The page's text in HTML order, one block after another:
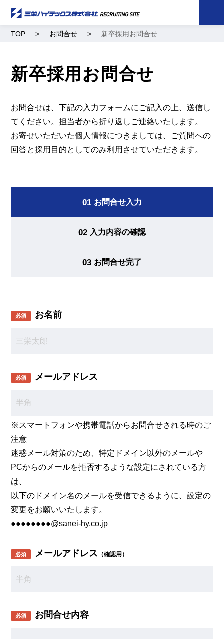
TOP お問合せ 新卒採用お問合せ
新卒採用お問合せ
お問合せは、下記の入力フォームにご記入の上、送信し
てください。担当者から折り返しご連絡いたします。
お寄せいただいた個人情報につきましては、ご質問への
回答と採用目的としてのみ利用させていただきます。
01 お問合せ入力
02 入力内容の確認
03 お問合せ完了
必須 お名前
必須 メールアドレス
※スマートフォンや携帯電話からお問合せされる時のご
注意
迷惑メール対策のため、特定ドメイン以外のメールや
PCからのメールを拒否するような設定にされている方
は、
以下のドメイン名のメールを受信できるように、設定の
変更をお願いいたします。
●●●●●●●●@sanei-hy.co.jp
必須 メールアドレス （確認用）
必須 お問合せ内容